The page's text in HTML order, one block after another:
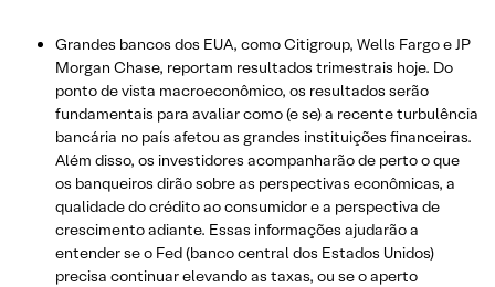
Grandes bancos dos EUA, como Citigroup, Wells Fargo e JP
Morgan Chase, reportam resultados trimestrais hoje. Do
ponto de vista macroeconômico, os resultados serão
fundamentais para avaliar como (e se) a recente turbulência
bancária no país afetou as grandes instituições financeiras.
Além disso, os investidores acompanharão de perto o que
os banqueiros dirão sobre as perspectivas econômicas, a
qualidade do crédito ao consumidor e a perspectiva de
crescimento adiante. Essas informações ajudarão a
entender se o Fed (banco central dos Estados Unidos)
precisa continuar elevando as taxas, ou se o aperto